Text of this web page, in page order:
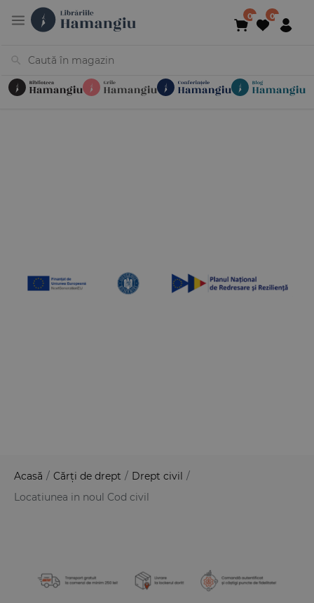
Acasă / Cărți de drept / Drept civil /
Locatiunea in noul Cod civil